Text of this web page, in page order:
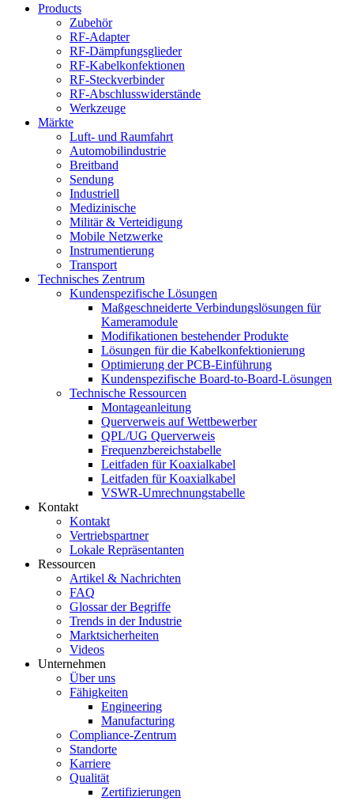
Products
Zubehör
RF-Adapter
RF-Dämpfungsglieder
RF-Kabelkonfektionen
RF-Steckverbinder
RF-Abschlusswiderstände
Werkzeuge
Märkte
Luft- und Raumfahrt
Automobilindustrie
Breitband
Sendung
Industriell
Medizinische
Militär & Verteidigung
Mobile Netzwerke
Instrumentierung
Transport
Technisches Zentrum
Kundenspezifische Lösungen
Maßgeschneiderte Verbindungslösungen für
Kameramodule
Modifikationen bestehender Produkte
Lösungen für die Kabelkonfektionierung
Optimierung der PCB-Einführung
Kundenspezifische Board-to-Board-Lösungen
Technische Ressourcen
Montageanleitung
Querverweis auf Wettbewerber
QPL/UG Querverweis
Frequenzbereichstabelle
Leitfaden für Koaxialkabel
Leitfaden für Koaxialkabel
VSWR-Umrechnungstabelle
Kontakt
Kontakt
Vertriebspartner
Lokale Repräsentanten
Ressourcen
Artikel & Nachrichten
FAQ
Glossar der Begriffe
Trends in der Industrie
Marktsicherheiten
Videos
Unternehmen
Über uns
Fähigkeiten
Engineering
Manufacturing
Compliance-Zentrum
Standorte
Karriere
Qualität
Zertifizierungen